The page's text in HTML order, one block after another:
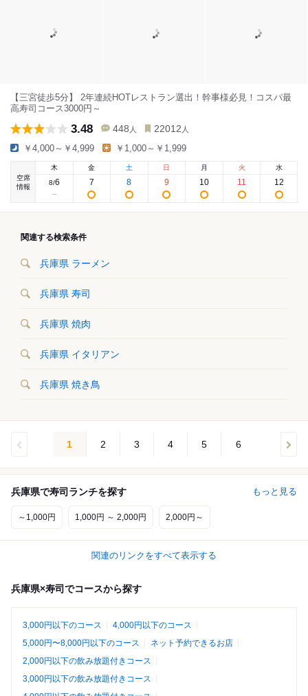
【三宮徒歩5分】 2年連続HOTレストラン選出！幹事様必見！コスパ最
高寿司コース3000円～
3.48 448 人 22012 人
￥4,000～￥4,999 ￥1,000～￥1,999
空席
情報
木
8/6
金
7
土
8
日
9
月
10
火
11
水
12
関連する検索条件
兵庫県 ラーメン
兵庫県 寿司
兵庫県 焼肉
兵庫県 イタリアン
兵庫県 焼き鳥
1 2 3 4 5 6
兵庫県で寿司ランチを探す もっと見る
～1,000円 1,000円 ～ 2,000円 2,000円～
関連のリンクをすべて表示する
兵庫県×寿司でコースから探す
3,000円以下のコース
4,000円以下のコース
5,000円〜8,000円以下のコース
ネット予約できるお店
2,000円以下の飲み放題付きコース
3,000円以下の飲み放題付きコース